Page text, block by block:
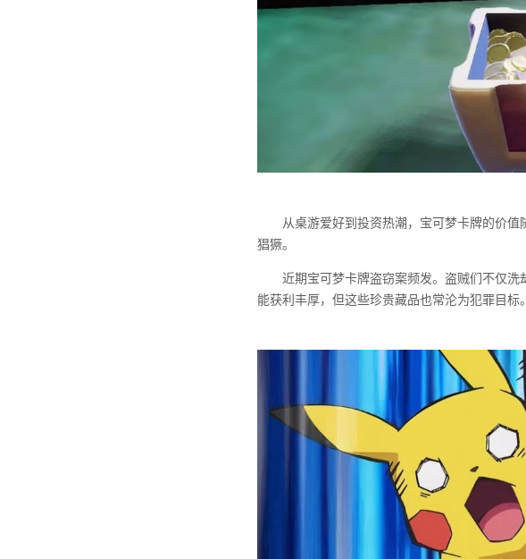
从桌游爱好到投资热潮，宝可梦卡牌的价
猖獗。
近期宝可梦卡牌盗窃案频发。盗贼们不仅
能获利丰厚，但这些珍贵藏品也常沦为犯罪目标。